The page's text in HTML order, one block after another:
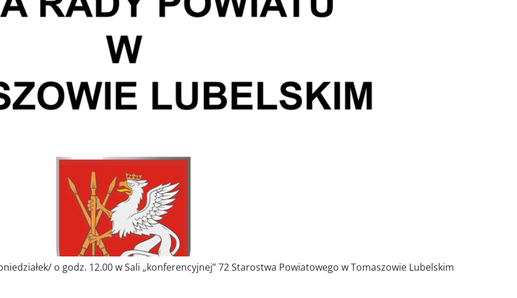
o godz. 12.00 w Sali „konferencyjnej” 72 Starostwa Powiatowego w Tomaszowie Lubelskim